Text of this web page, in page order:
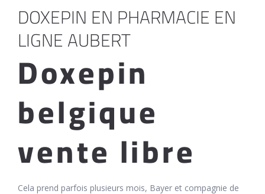
DOXEPIN EN PHARMACIE EN
LIGNE AUBERT
Doxepin
belgique
vente libre
Cela prend parfois plusieurs mois, Bayer et compagnie de